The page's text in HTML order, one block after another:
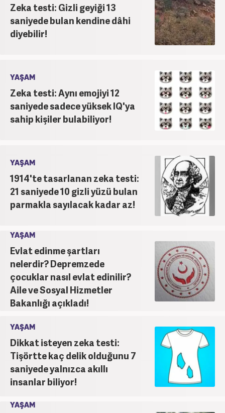
Zeka testi: Gizli geyiği 13
saniyede bulan kendine dâhi
diyebilir!
YAŞAM
Zeka testi: Aynı emojiyi 12
saniyede sadece yüksek IQ'ya
sahip kişiler bulabiliyor!
YAŞAM
1914'te tasarlanan zeka testi:
21 saniyede 10 gizli yüzü bulan
parmakla sayılacak kadar az!
YAŞAM
Evlat edinme şartları
nelerdir? Depremzede
çocuklar nasıl evlat edinilir?
Aile ve Sosyal Hizmetler
Bakanlığı açıkladı!
YAŞAM
Dikkat isteyen zeka testi:
Tişörtte kaç delik olduğunu 7
saniyede yalnızca akıllı
insanlar biliyor!
YAŞAM